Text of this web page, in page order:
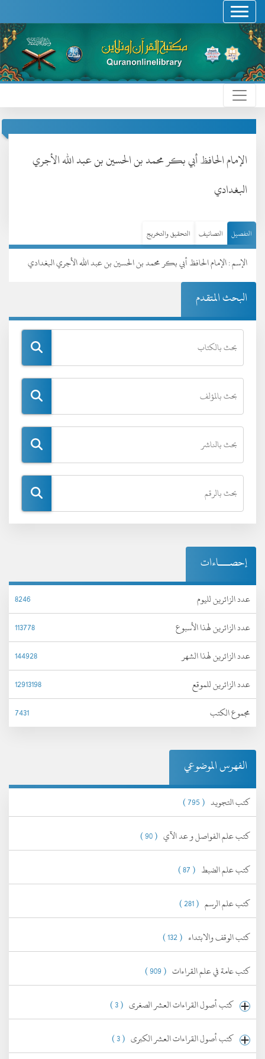
الإمام الحافظ أبي بكر محمد بن الحسين بن عبد الله الأجري
البغدادي
التفصيل التصانيف التحقيق والتخريج
الإسم : الإمام الحافظ أبي بكر محمد بن الحسين بن عبد الله الأجري البغدادي
البحث المتقدم
إحصـــاءات
عدد الزائرين لليوم
8246
عدد الزائرين لهذا الأسبوع
113778
عدد الزائرين لهذا الشهر
144928
عدد الزائرين للموقع
12913198
مجموع الكتب
7431
الفهرس الموضوعي
كتب التجويد ( 795 )
كتب علم الفواصل و عد الآي ( 90 )
كتب علم الضبط ( 87 )
كتب علم الرسم ( 281 )
كتب الوقف والابتداء ( 132 )
كتب عامة في علم القراءات ( 909 )
كتب أصول القراءات العشر الصغرى ( 3 )
كتب أصول القراءات العشر الكبرى ( 3 )